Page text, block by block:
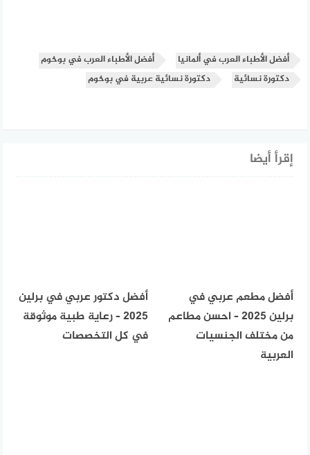
أفضل الأطباء العرب في ألمانيا
أفضل الأطباء العرب في بوخوم
دكتورة نسائية
دكتورة نسائية عربية في بوخوم
إقرأ أيضا
أفضل مطعم عربي في
برلين 2025 – احسن مطاعم
من مختلف الجنسيات
العربية
أفضل دكتور عربي في برلين
2025 – رعاية طبية موثوقة
في كل التخصصات